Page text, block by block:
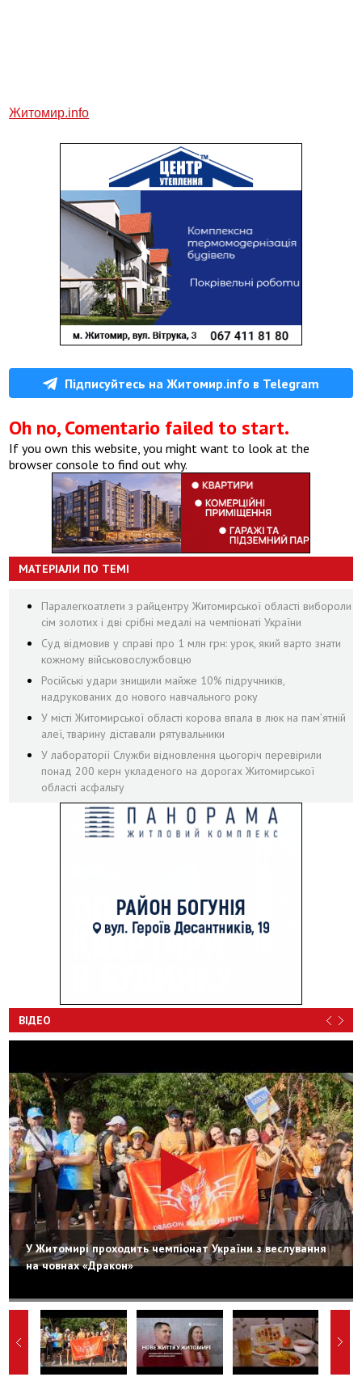
Житомир.info
Підписуйтесь на Житомир.info в Telegram
Oh no, Comentario failed to start.
If you own this website, you might want to look at the
browser console to find out why.
МАТЕРІАЛИ ПО ТЕМІ
Паралегкоатлети з райцентру Житомирської області вибороли
сім золотих і дві срібні медалі на чемпіонаті України
Суд відмовив у справі про 1 млн грн: урок, який варто знати
кожному військовослужбовцю
Російські удари знищили майже 10% підручників,
надрукованих до нового навчального року
У місті Житомирської області корова впала в люк на пам’ятній
алеї, тварину діставали рятувальники
У лабораторії Служби відновлення цьогоріч перевірили
понад 200 керн укладеного на дорогах Житомирської
області асфальту
ВІДЕО
У Житомирі проходить чемпіонат України з веслування
на човнах «Дракон»